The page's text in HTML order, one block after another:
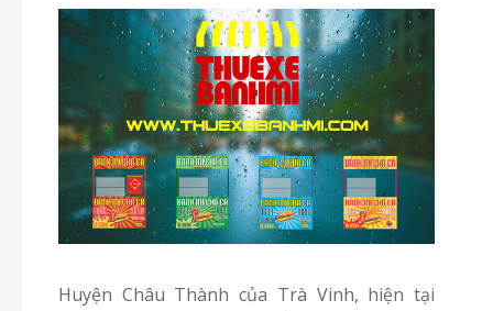
Huyện Châu Thành của Trà Vinh, hiện tại